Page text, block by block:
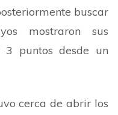
buscar
mostraron sus
3 puntos desde un
cerca de abrir los